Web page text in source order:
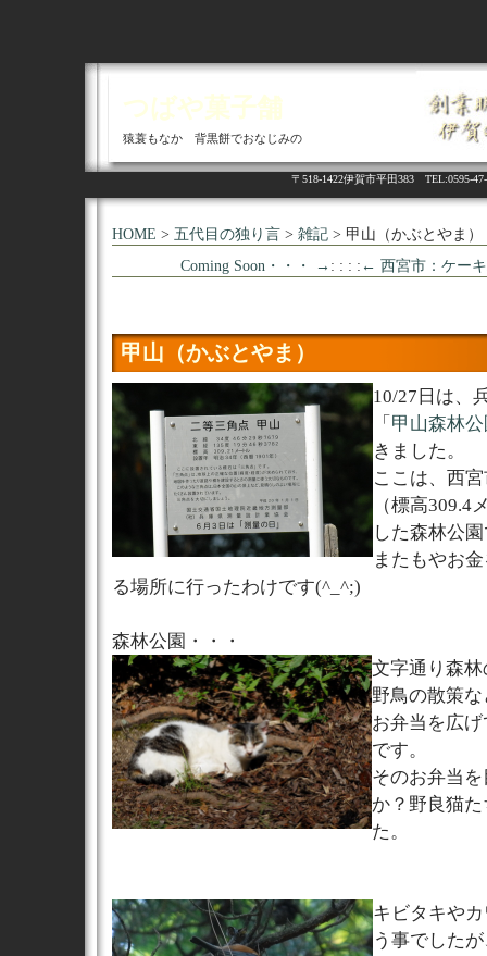
つばや菓子舗
猿蓑もなか 背黒餅でおなじみの
〒518-1422伊賀市平田383 TEL:0595-
HOME > 五代目の独り言> 雑記> 甲山（かぶとやま）
Coming Soon・・・ → : : : : ← 西宮市：ケー
甲山（かぶとやま）
10/27日は、
「 甲山森林公
きました。
ここは、西
（標高309.4
した森林公
またもやお
る場所に行ったわけです(^_^;)
森林公園・・・
文字通り森
野鳥の散策
お弁当を広
です。
そのお弁当
か？野良猫
た。
キビタキや
う事でした